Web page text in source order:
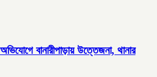
বানারীপাড়ায় উত্তেজনা, থানার